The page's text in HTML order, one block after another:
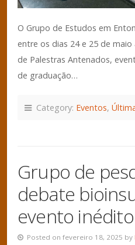
O Grupo de Estudos em
entre os dias 24 e 25 de
de Palestras Antenados,
de graduação…
Category: Eventos,
Grupo de
debate
evento inédito
Posted on fevereiro 18, 2025 by